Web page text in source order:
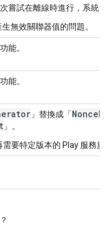
嘗試在離線時進行，系統
無效關聯器值的問題。
能。
能。
」替換成「
」。
需要特定版本的 Play 服務廣